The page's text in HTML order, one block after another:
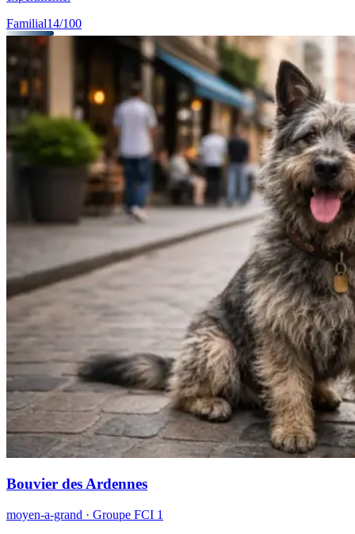
Familial14/100
Bouvier des Ardennes
moyen-a-grand · Groupe FCI 1